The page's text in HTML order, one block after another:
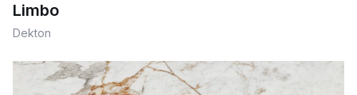
Limbo
Dekton